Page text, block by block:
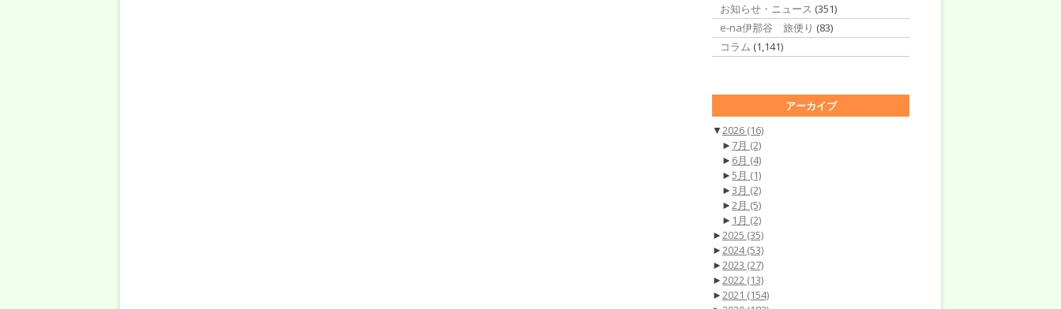
お知らせ・ニュース (351)
e-na伊那谷 旅便り (83)
コラム (1,141)
アーカイブ
▼2026 (16)
► 7月 (2)
► 6月 (4)
►5月 (1)
►3月 (2)
►2月 (5)
► 1月 (2)
►2025 (35)
►2024(53)
►2023 (27)
►2022 (13)
►2021 (154)